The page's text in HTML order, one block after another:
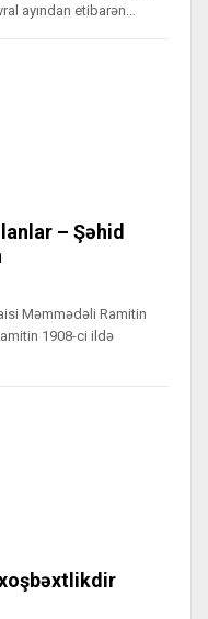
ayından etibarən…
– Şəhid
Məmmədəli Ramitin
1908-ci ildə